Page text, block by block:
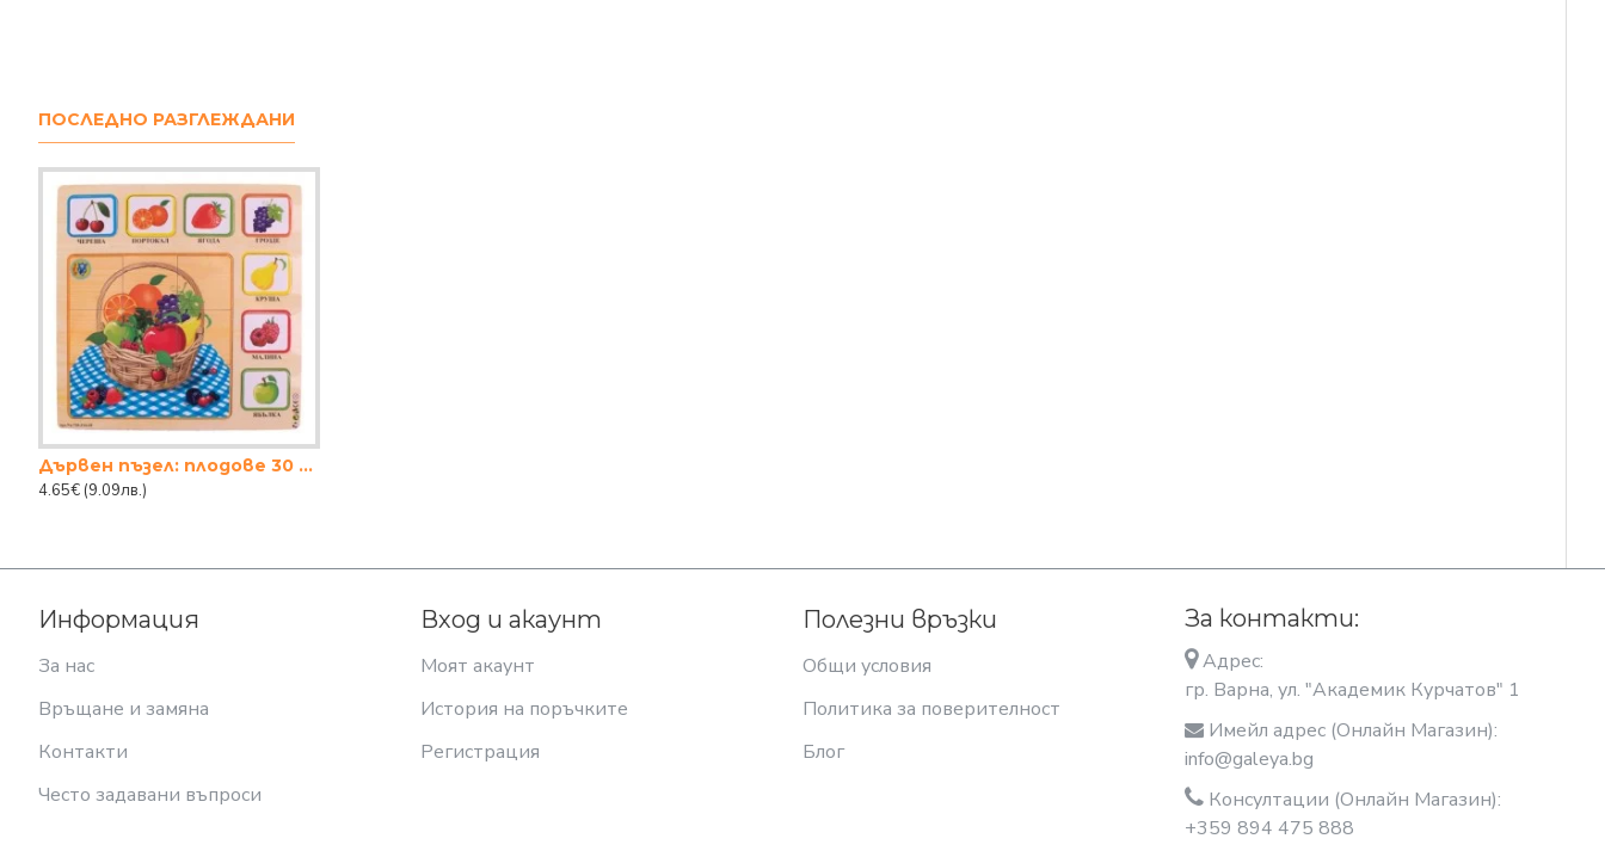
ПОСЛЕДНО РАЗГЛЕЖДАНИ
Дървен пъзел: плодове 30 x 30 см.
4.65€ (9.09лв.)
Информация
За нас
Връщане и замяна
Контакти
Често задавани въпроси
Вход и акаунт
Моят акаунт
История на поръчките
Регистрация
Полезни връзки
Общи условия
Политика за поверителност
Блог
За контакти:
Адрес:
гр. Варна, ул. "Академик Курчатов" 1
Имейл адрес (Онлайн Магазин):
info@galeya.bg
Консултации (Онлайн Магазин):
+359 894 475 888